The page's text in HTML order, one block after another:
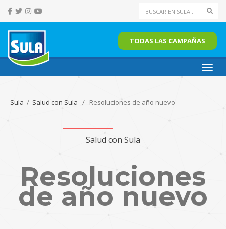
TODAS LAS CAMPAÑAS
Sula / Salud con Sula / Resoluciones de año nuevo
Salud con Sula
Resoluciones
de año nuevo